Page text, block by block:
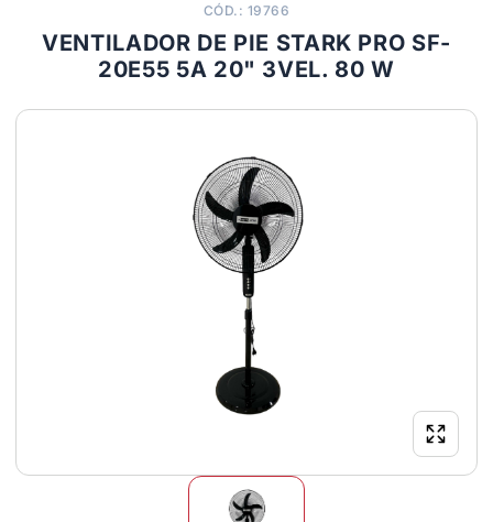
CÓD.: 19766
VENTILADOR DE PIE STARK PRO SF-
20E55 5A 20" 3VEL. 80 W